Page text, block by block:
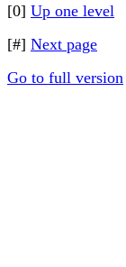
[0] Up one level
[#] Next page
Go to full version